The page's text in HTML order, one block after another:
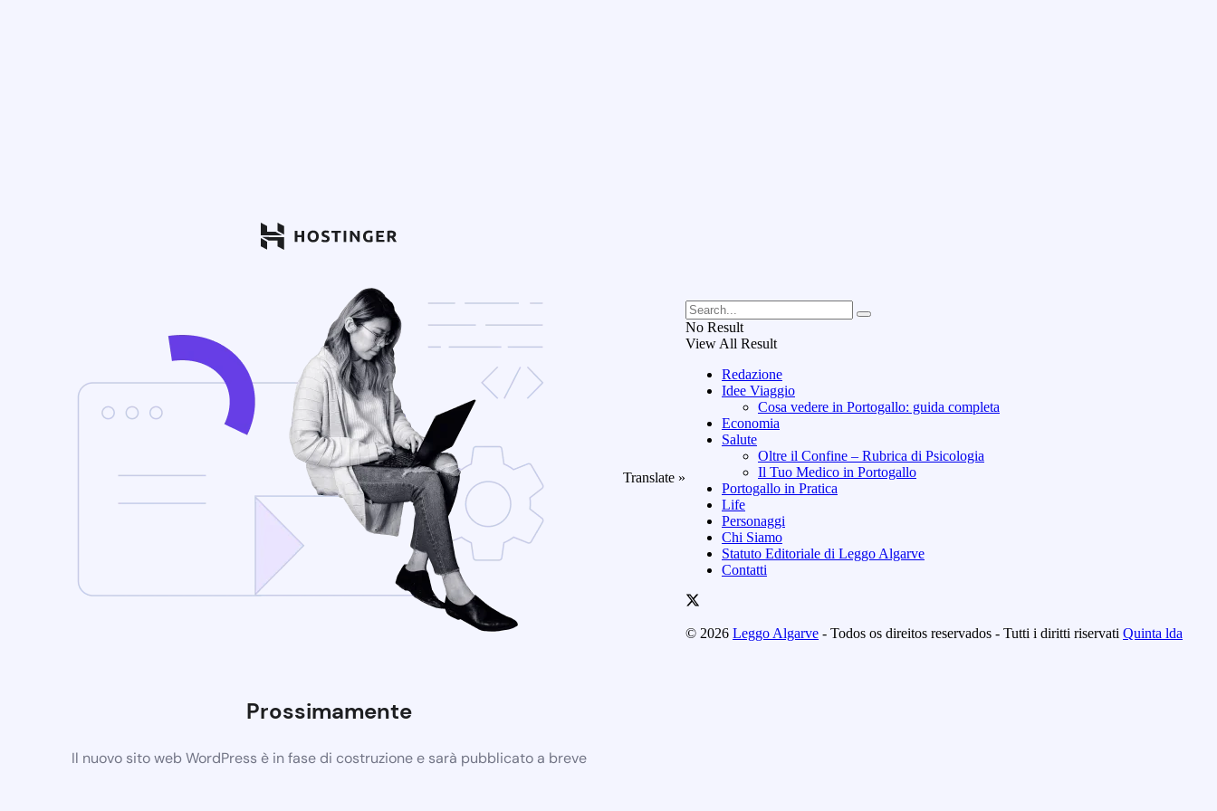
Prossimamente
Il nuovo sito web WordPress è in fase di costruzione e sarà pubblicato a breve
Translate »
No Result
View All Result
Redazione
Idee Viaggio
Cosa vedere in Portogallo: guida completa
Economia
Salute
Oltre il Confine – Rubrica di Psicologia
Il Tuo Medico in Portogallo
Portogallo in Pratica
Life
Personaggi
Chi Siamo
Statuto Editoriale di Leggo Algarve
Contatti
© 2026 Leggo Algarve - Todos os direitos reservados - Tutti i diritti riservati Quinta lda